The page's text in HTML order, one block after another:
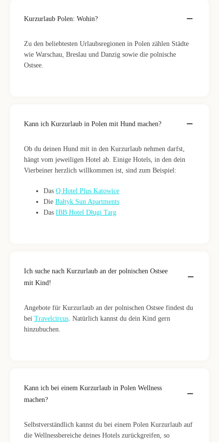
Kurzurlaub Polen: Wohin?
Zu den beliebtesten Urlaubsregionen in Polen zählen Städte
wie Warschau, Breslau und Danzig sowie die polnische
Ostsee.
Kann ich Kurzurlaub in Polen mit Hund machen?
Ob du deinen Hund mit in den Kurzurlaub nehmen darfst,
hängt vom jeweiligen Hotel ab. Einige Hotels, in den dein
Vierbeiner herzlich willkommen ist, sind zum Beispiel:
Das Q Hotel Plus Katowice
Die Bałtyk Sun Apartments
Das IBB Hotel Długi Targ
Ich suche nach Kurzurlaub an der polnischen Ostsee
mit Kind!
Angebote für Kurzurlaub an der polnischen Ostsee findest du
bei Travelcircus. Natürlich kannst du dein Kind gern
hinzubuchen.
Kann ich bei einem Kurzurlaub in Polen Wellness
machen?
Selbstverständlich kannst du bei einem Polen Kurzurlaub auf
die Wellnessbereiche deines Hotels zurückgreifen, so